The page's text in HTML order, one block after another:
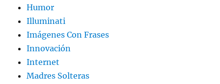
Humor
Illuminati
Imágenes Con Frases
Innovación
Internet
Madres Solteras